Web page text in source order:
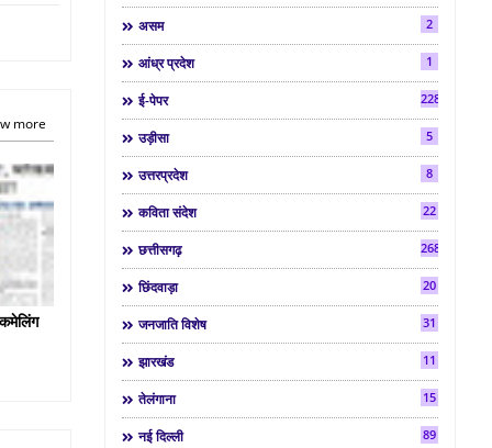
more
असम 2
आंध्र प्रदेश 1
ई-पेपर 2286
उड़ीसा 5
उत्तरप्रदेश 8
कविता संदेश 22
छत्तीसगढ़ 268
छिंदवाड़ा 20
जनजाति विशेष 31
झारखंड 11
तेलंगाना 15
नई दिल्ली 89